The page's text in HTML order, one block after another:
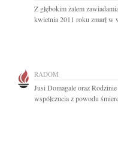
Z głębokim żalem
kwietnia 2011 roku zmarł w
RADOM
Jusi Domagale oraz
współczucia z powodu